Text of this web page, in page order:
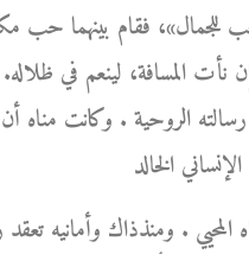
فقام بينهما حب
المسافة، لينعم في
الروحية . وكانت مناه
. ومنذذاك وأمانيه